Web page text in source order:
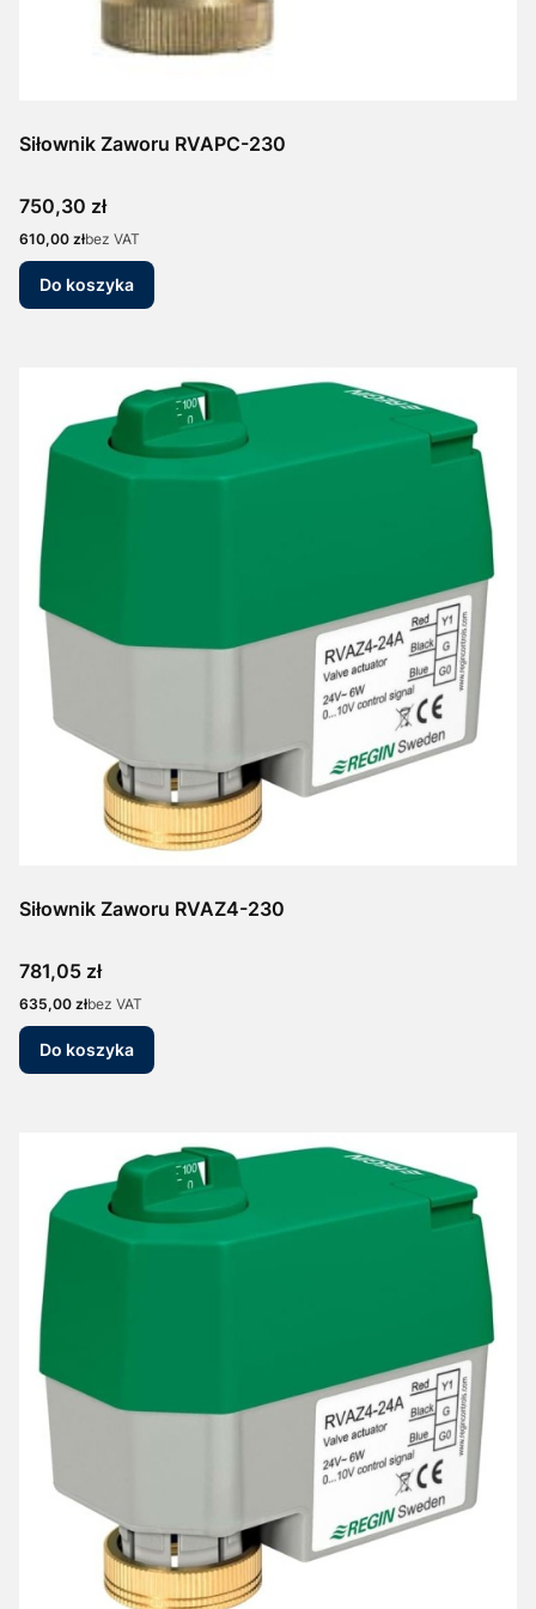
Siłownik Zaworu RVAPC-230
Cena
750,30 zł
Cena
610,00 złbez VAT
Do koszyka
Siłownik Zaworu RVAZ4-230
Cena
781,05 zł
Cena
635,00 złbez VAT
Do koszyka